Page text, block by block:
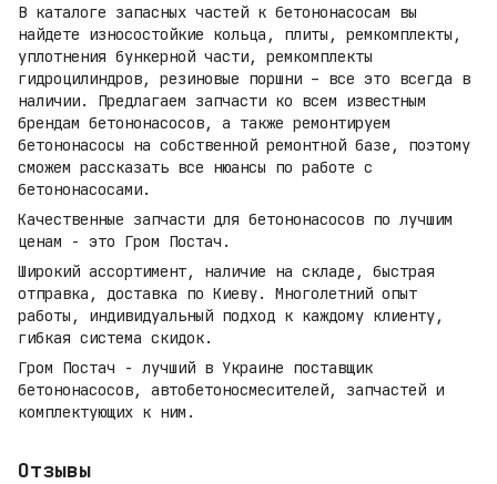
В каталоге запасных частей к бетононасосам вы
найдете износостойкие кольца, плиты, ремкомплекты,
уплотнения бункерной части, ремкомплекты
гидроцилиндров, резиновые поршни – все это всегда в
наличии. Предлагаем запчасти ко всем известным
брендам бетононасосов, а также ремонтируем
бетононасосы на собственной ремонтной базе, поэтому
сможем рассказать все нюансы по работе с
бетононасосами.
Качественные запчасти для бетононасосов по лучшим
ценам - это Гром Постач.
Широкий ассортимент, наличие на складе, быстрая
отправка, доставка по Киеву. Многолетний опыт
работы, индивидуальный подход к каждому клиенту,
гибкая система скидок.
Гром Постач - лучший в Украине поставщик
бетононасосов, автобетоносмесителей, запчастей и
комплектующих к ним.
Отзывы